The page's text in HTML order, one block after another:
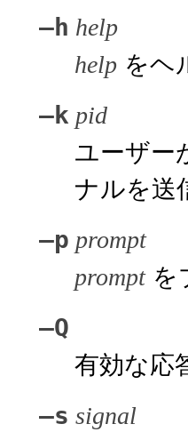
–h help
help をヘ
–k pid
ユーザー
ナルを送
–p prompt
promptを
–Q
有効な応
–s signal